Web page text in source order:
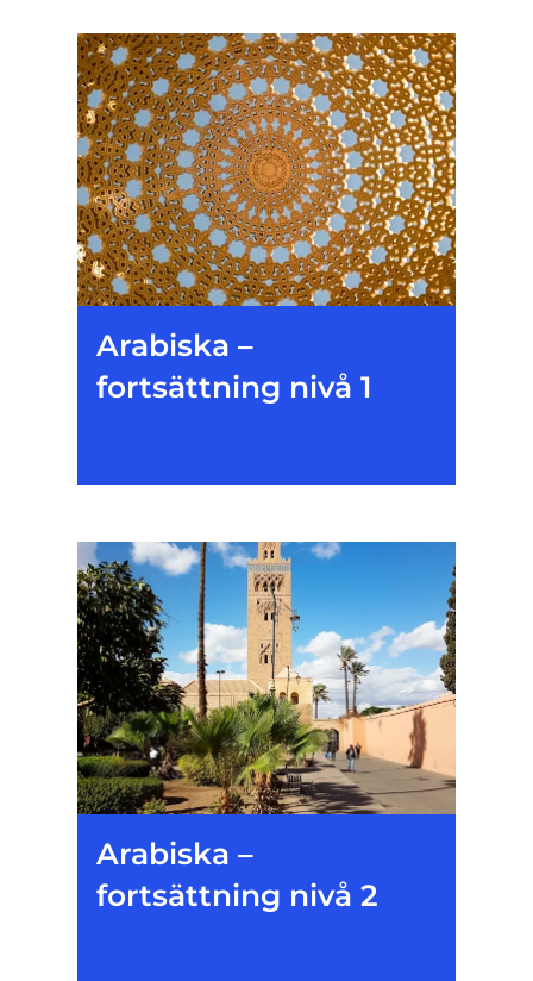
Arabiska –
fortsättning nivå 1
Arabiska –
fortsättning nivå 2